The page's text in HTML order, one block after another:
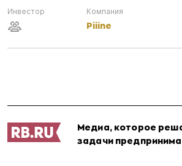
Компания
Piiine
Инвестор
Медиа, которое
задачи